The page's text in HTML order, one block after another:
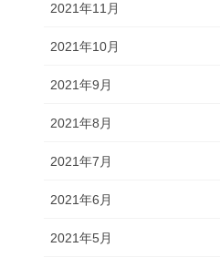
2021年11月
2021年10月
2021年9月
2021年8月
2021年7月
2021年6月
2021年5月